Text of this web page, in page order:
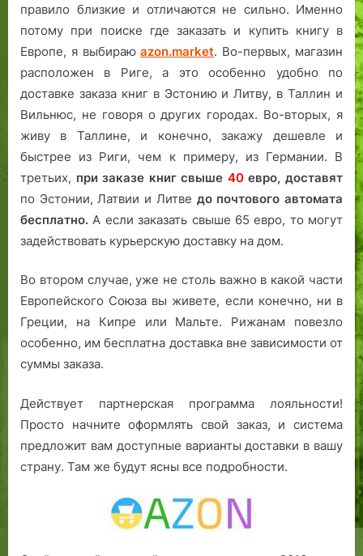
правило близкие и отличаются не сильно. Именно
потому при поиске где заказать и купить книгу в
Европе, я выбираюazon.market. Во-первых, магазин
расположен в Риге, а это особенно удобно по
доставке заказа книг в Эстонию и Литву, в Таллин и
Вильнюс, не говоря о других городах. Во-вторых, я
живу в Таллине, и конечно, закажу дешевле и
быстрее из Риги, чем к примеру, из Германии. В
третьих, при заказе книг свыше 40евро, доставят
по Эстонии, Латвии и Литве до почтового автомата
бесплатно. А если заказать свыше 65 евро, то могут
задействовать курьерскую доставку на дом.
Во втором случае, уже не столь важно в какой части
Европейского Союза вы живете, если конечно, ни в
Греции, на Кипре или Мальте. Рижанам повезло
особенно, им бесплатна доставка вне зависимости от
суммы заказа.
Действует партнерская программа лояльности!
Просто начните оформлять свой заказ, и система
предложит вам доступные варианты доставки в вашу
страну. Там же будут ясны все подробности.